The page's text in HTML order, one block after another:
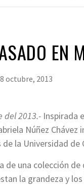
EN
octubre, 2013
del 2013.- Inspirada
Núñez Chávez
la Universidad de
de una colección
la grandeza y